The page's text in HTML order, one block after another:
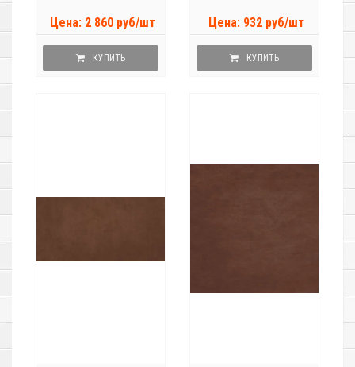
Цена: 2 860 руб/шт
КУПИТЬ
Цена: 932 руб/шт
КУПИТЬ